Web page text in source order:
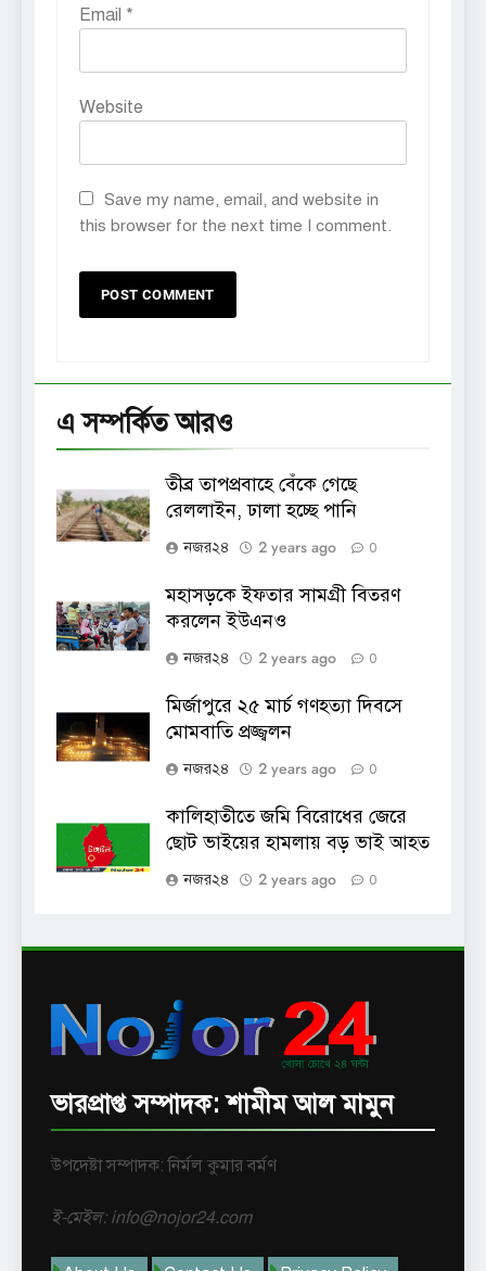
Email *
Website
Save my name, email, and website in
this browser for the next time I comment.
এ সম্পর্কিত আরও
তীব্র তাপপ্রবাহে বেঁকে গেছে
রেললাইন, ঢালা হচ্ছে পানি
নজর২৪ 2 years ago 0
মহাসড়কে ইফতার সামগ্রী বিতরণ
করলেন ইউএনও
নজর২৪ 2 years ago 0
মির্জাপুরে ২৫ মার্চ গণহত্যা দিবসে
মোমবাতি প্রজ্জ্বলন
নজর২৪ 2 years ago 0
কালিহাতীতে জমি বিরোধের জেরে
ছোট ভাইয়ের হামলায় বড় ভাই আহত
নজর২৪ 2 years ago 0
ভারপ্রাপ্ত সম্পাদক: শামীম আল মামুন
উপদেষ্টা সম্পাদক: নির্মল কুমার বর্মণ
ই-মেইল: info@nojor24.com